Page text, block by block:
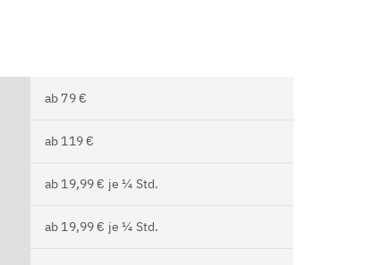
ab 79 €
ab 119 €
ab 19,99 € je ¼ Std.
ab 19,99 € je ¼ Std.